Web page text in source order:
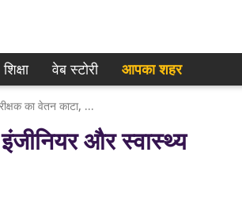
शिक्षा वेब स्टोरी आपका शहर
नोएडा: CEO ने किया औचक निरीक्षण, लापरवाही पर इंजीनियर और स्वास्थ्य निरीक्षक का वेतन काटा, कंपनी पर ₹5 लाख जुर्माना
और स्वास्थ्य